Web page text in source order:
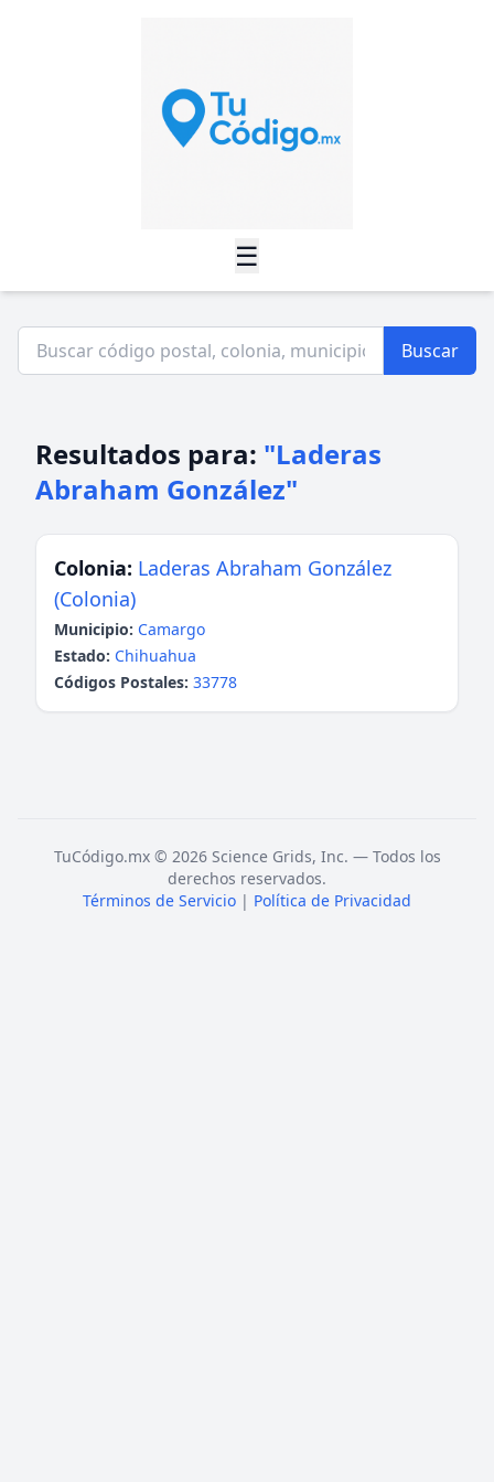
☰
Buscar
Resultados para: "Laderas
Abraham González"
Colonia: Laderas Abraham González
(Colonia)
Municipio: Camargo
Estado: Chihuahua
Códigos Postales: 33778
TuCódigo.mx © 2026 Science Grids, Inc. — Todos los
derechos reservados.
Términos de Servicio | Política de Privacidad